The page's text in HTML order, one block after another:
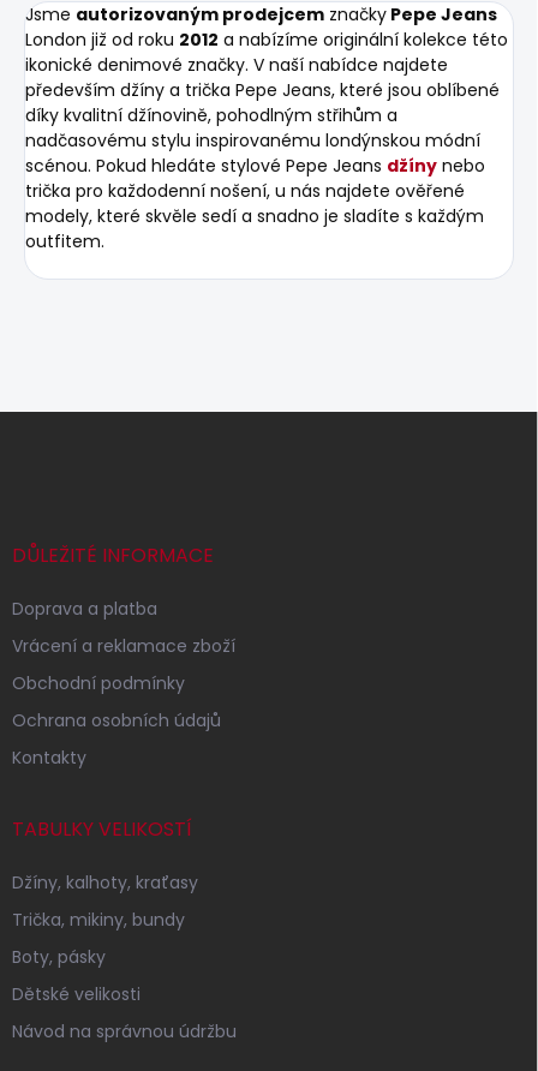
Jsme autorizovaným prodejcem značky Pepe Jeans
London již od roku 2012 a nabízíme originální kolekce této
ikonické denimové značky. V naší nabídce najdete
především džíny a trička Pepe Jeans, které jsou oblíbené
díky kvalitní džínovině, pohodlným střihům a
nadčasovému stylu inspirovanému londýnskou módní
scénou. Pokud hledáte stylové Pepe Jeans džíny nebo
trička pro každodenní nošení, u nás najdete ověřené
modely, které skvěle sedí a snadno je sladíte s každým
outfitem.
Z
DŮLEŽITÉ INFORMACE
Doprava a platba
Vrácení a reklamace zboží
Obchodní podmínky
Ochrana osobních údajů
Kontakty
TABULKY VELIKOSTÍ
Džíny, kalhoty, kraťasy
Trička, mikiny, bundy
Boty, pásky
Dětské velikosti
Návod na správnou údržbu